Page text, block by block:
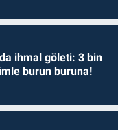
ihmal göleti: 3 bin
burun buruna!